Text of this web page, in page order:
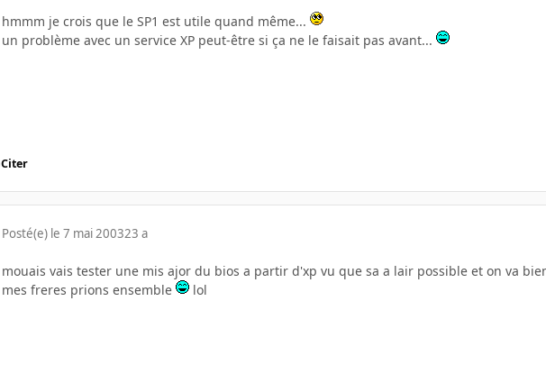
hmmm je crois que le SP1 est utile quand même...
un problème avec un service XP peut-être si ça ne le faisait pas avant...
Citer
Posté(e) le 7 mai 200323 a
mouais vais tester une mis ajor du bios a partir d'xp vu que sa a lair possible et on va
mes freres prions ensemble
lol